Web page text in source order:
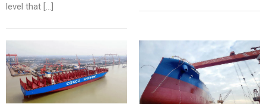
level that […]